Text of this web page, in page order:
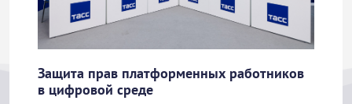
Защита прав платформенных работников
в цифровой среде